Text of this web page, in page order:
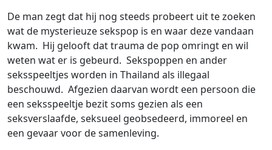
De man zegt dat hij nog steeds probeert uit te zoeken
wat de mysterieuze sekspop is en waar deze vandaan
kwam. Hij gelooft dat trauma de pop omringt en wil
weten wat er is gebeurd. Sekspoppen en ander
seksspeeltjes worden in Thailand als illegaal
beschouwd. Afgezien daarvan wordt een persoon die
een seksspeeltje bezit soms gezien als een
seksverslaafde, seksueel geobsedeerd, immoreel en
een gevaar voor de samenleving.